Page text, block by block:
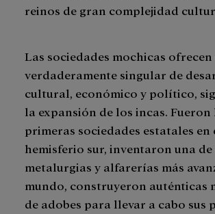
reinos de gran complejidad
Las sociedades mochicas ofrecen
verdaderamente singular de
cultural, económico y político,
la expansión de los incas. Fueron
primeras sociedades estatales en
hemisferio sur, inventaron una de
metalurgias y alfarerías más
mundo, construyeron auténticas
de adobes para llevar a cabo sus